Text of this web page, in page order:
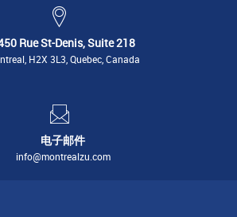
Rue St-Denis, Suite 218
H2X 3L3, Quebec, Canada
电子邮件
info@montrealzu.com